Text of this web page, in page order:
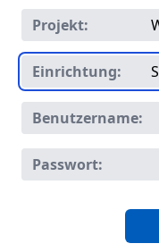
Projekt:
Einrichtung:
Benutzername:
Passwort: